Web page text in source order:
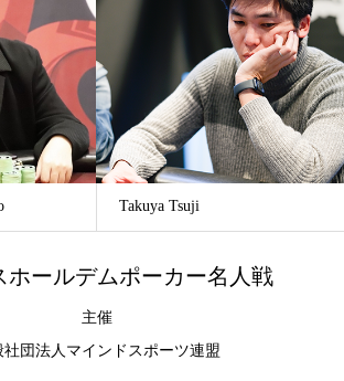
Takuya Tsuji
ホールデムポーカー名人戦
主催
社団法人マインドスポーツ連盟